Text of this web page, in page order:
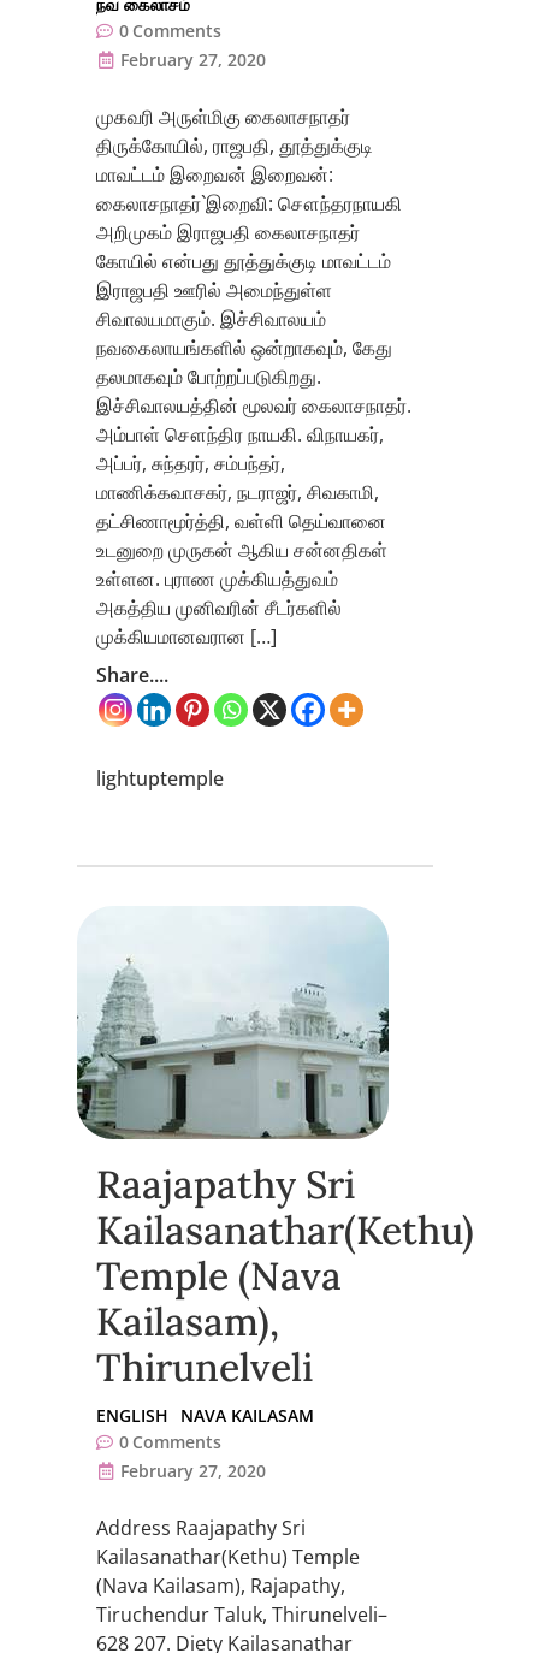
0 Comments
February 27, 2020
முகவரி அருள்மிகு கைலாசநாதர்
திருக்கோயில், ராஜபதி, தூத்துக்குடி
மாவட்டம் இறைவன் இறைவன்:
கைலாசநாதர்`இறைவி: சௌந்தரநாயகி
அறிமுகம் இராஜபதி கைலாசநாதர்
கோயில் என்பது தூத்துக்குடி மாவட்டம்
இராஜபதி ஊரில் அமைந்துள்ள
சிவாலயமாகும். இச்சிவாலயம்
நவகைலாயங்களில் ஒன்றாகவும், கேது
தலமாகவும் போற்றப்படுகிறது.
இச்சிவாலயத்தின் மூலவர் கைலாசநாதர்.
அம்பாள் சௌந்திர நாயகி. விநாயகர்,
அப்பர், சுந்தரர், சம்பந்தர்,
மாணிக்கவாசகர், நடராஜர், சிவகாமி,
தட்சிணாமூர்த்தி, வள்ளி தெய்வானை
உடனுறை முருகன் ஆகிய சன்னதிகள்
உள்ளன. புராண முக்கியத்துவம்
அகத்திய முனிவரின் சீடர்களில்
முக்கியமானவரான […]
Share....
lightuptemple
Raajapathy Sri
Kailasanathar(Kethu)
Temple (Nava
Kailasam),
Thirunelveli
ENGLISH
NAVA KAILASAM
0 Comments
February 27, 2020
Address Raajapathy Sri
Kailasanathar(Kethu) Temple
(Nava Kailasam), Rajapathy,
Tiruchendur Taluk, Thirunelveli–
628 207. Diety Kailasanathar